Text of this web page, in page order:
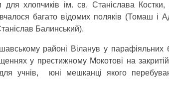
для хлопчиків ім. св. Станіслава
багато відомих поляків (Томаш і
Балинський).
районі Віланув у
у престижному Мокотові на
учнів, юні мешканці якого